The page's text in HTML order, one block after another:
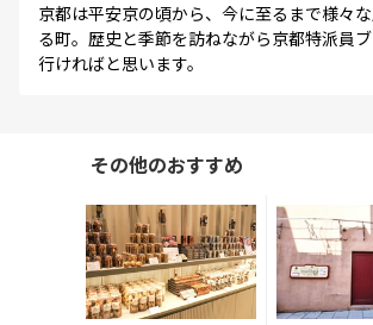
京都は平安京の頃から、今に至るまで様々
る町。歴史と季節を訪ねながら京都特派員
行ければと思います。
その他のおすすめ